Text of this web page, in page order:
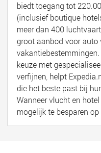
biedt toegang tot
(inclusief boutique
meer dan 400
groot aanbod voor auto
keuze met
verfijnen, helpt
die het beste past bij
Wanneer vlucht en
mogelijk te besparen